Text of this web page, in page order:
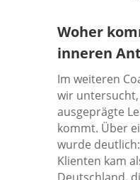
Woher
inneren
Im weiteren
wir
ausgeprägte
kommt. Über
wurde
Klienten kam